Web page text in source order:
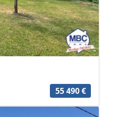
55 490 €